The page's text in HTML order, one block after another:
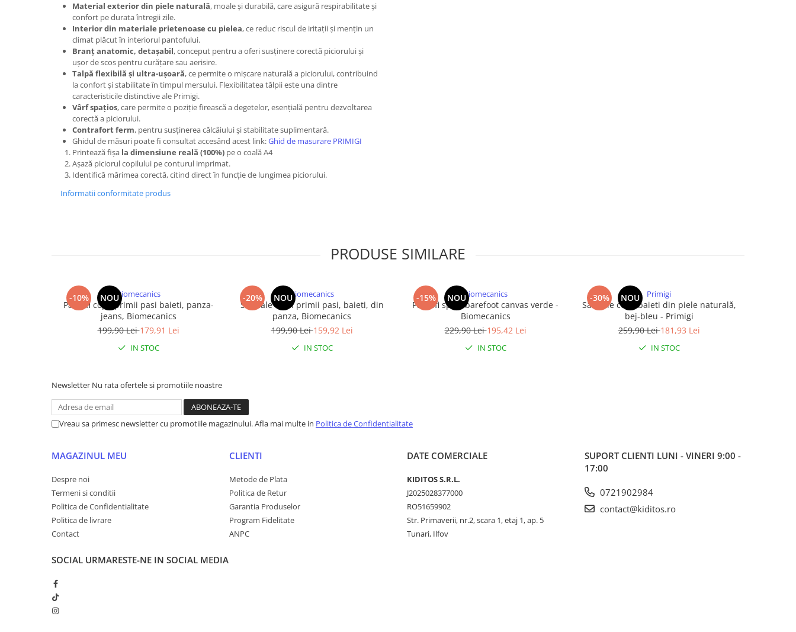
Material exterior din piele naturală, moale și durabilă, care asigură respirabilitate și
confort pe durata întregii zile.
Interior din materiale prietenoase cu pielea, ce reduc riscul de iritații și mențin un
climat plăcut în interiorul pantofului.
Branț anatomic, detașabil, conceput pentru a oferi susținere corectă piciorului și
ușor de scos pentru curățare sau aerisire.
Talpă flexibilă și ultra-ușoară, ce permite o mișcare naturală a piciorului, contribuind
la confort și stabilitate în timpul mersului. Flexibilitatea tălpii este una dintre
caracteristicile distinctive ale Primigi.
Vârf spațios, care permite o poziție firească a degetelor, esențială pentru dezvoltarea
corectă a piciorului.
Contrafort ferm, pentru susținerea călcâiului și stabilitate suplimentară.
Ghidul de măsuri poate fi consultat accesând acest link:Ghid de masurare PRIMIGI
Printează fișa la dimensiune reală (100%) pe o coală A4
Așază piciorul copilului pe conturul imprimat.
Identifică mărimea corectă, citind direct în funcție de lungimea piciorului.
Informatii conformitate produs
PRODUSE SIMILARE
-10% NOUBiomecanics
Pantofi copii primii pasi baieti, panza-
jeans, Biomecanics
199,90 Lei179,91 Lei
IN STOC
-20% NOUBiomecanics
Sandale copii primii pasi, baieti, din
panza, Biomecanics
199,90 Lei159,92 Lei
IN STOC
-15% NOUBiomecanics
Pantofi sport barefoot canvas verde -
Biomecanics
229,90 Lei195,42 Lei
IN STOC
-30% NOU Primigi
Sandale copii baieti din piele naturală,
bej-bleu - Primigi
259,90 Lei181,93 Lei
IN STOC
Newsletter Nu rata ofertele si promotiile noastre
Vreau sa primesc newsletter cu promotiile magazinului. Afla mai multe in Politica de Confidentialitate
MAGAZINUL MEU
Despre noi
Termeni si conditii
Politica de Confidentialitate
Politica de livrare
Contact
CLIENTI
Metode de Plata
Politica de Retur
Garantia Produselor
Program Fidelitate
ANPC
DATE COMERCIALE
KIDITOS S.R.L.
J2025028377000
RO51659902
Str. Primaverii, nr.2, scara 1, etaj 1, ap. 5
Tunari, Ilfov
SUPORT CLIENTI LUNI - VINERI 9:00 -
17:00
0721902984
contact@kiditos.ro
SOCIAL URMARESTE-NE IN SOCIAL MEDIA